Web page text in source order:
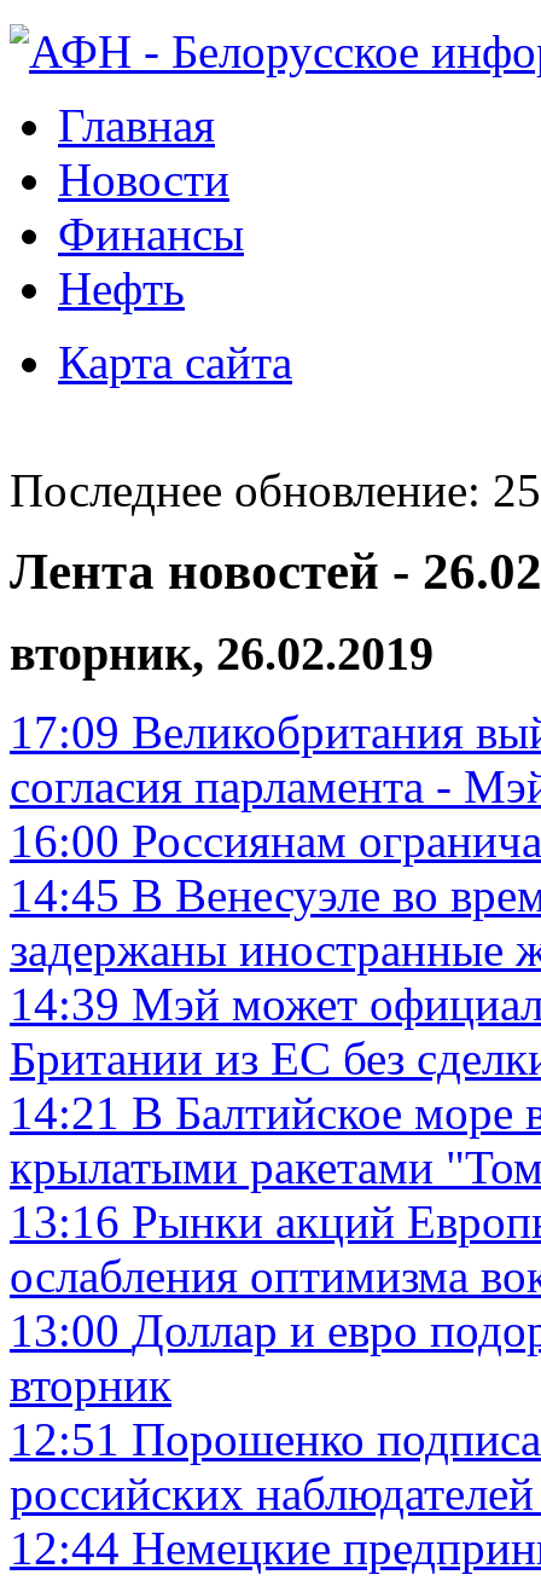
Главная
Новости
Финансы
Нефть
Карта сайта
Последнее обновление:
Лента новостей -
вторник, 26.02.2019
17:09 Великобритания
согласия парламента -
16:00 Россиянам
14:45 В Венесуэле во
задержаны иностранные
14:39 Мэй может
Британии из ЕС без
14:21 В Балтийское
крылатыми ракетами
13:16 Рынки акций
ослабления оптимизма
13:00 Доллар и евро
вторник
12:51 Порошенко
российских
12:44 Немецкие